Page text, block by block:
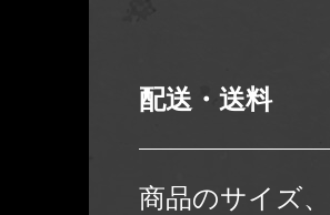
配送・送料
商品のサイズ